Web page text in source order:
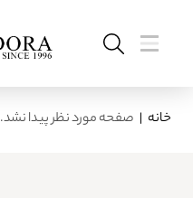
خانه | صفحه مورد نظر پیدا نشد.